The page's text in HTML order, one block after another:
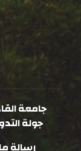
جامعة
جولة
رسالة